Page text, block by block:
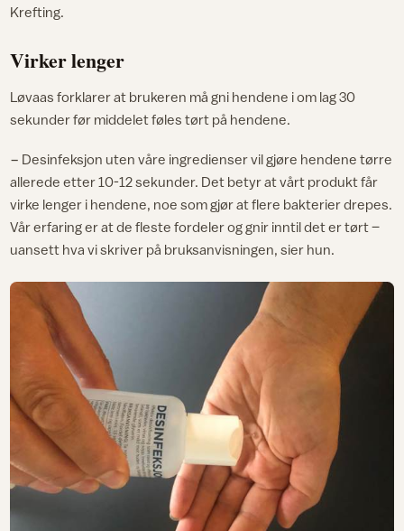
Krefting.
Virker lenger
Løvaas forklarer at brukeren må gni hendene i om lag 30
sekunder før middelet føles tørt på hendene.
− Desinfeksjon uten våre ingredienser vil gjøre hendene tørre
allerede etter 10-12 sekunder. Det betyr at vårt produkt får
virke lenger i hendene, noe som gjør at flere bakterier drepes.
Vår erfaring er at de fleste fordeler og gnir inntil det er tørt –
uansett hva vi skriver på bruksanvisningen, sier hun.